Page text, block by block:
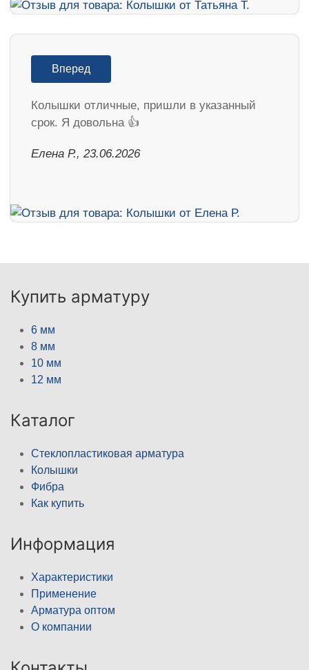
Вперед
Колышки отличные, пришли в указанный
срок. Я довольна 👍
Елена Р., 23.06.2026
Купить арматуру
6 мм
8 мм
10 мм
12 мм
Каталог
Стеклопластиковая арматура
Колышки
Фибра
Как купить
Информация
Характеристики
Применение
Арматура оптом
О компании